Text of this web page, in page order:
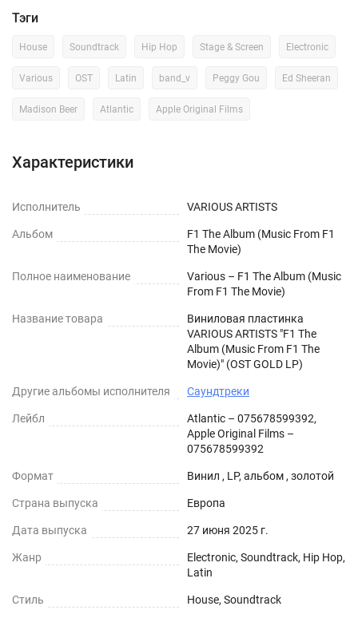
Тэги
House Soundtrack Hip Hop Stage & Screen Electronic
Various OST Latin band_v Peggy Gou Ed Sheeran
Madison Beer Atlantic Apple Original Films
Характеристики
Исполнитель VARIOUS ARTISTS
Альбом
F1 The Album (Music From F1
The Movie)
Полное наименование
Various – F1 The Album (Music
From F1 The Movie)
Название товара
Виниловая пластинка
VARIOUS ARTISTS "F1 The
Album (Music From F1 The
Movie)" (OST GOLD LP)
Другие альбомы исполнителя Саундтреки
Лейбл
Atlantic – 075678599392,
Apple Original Films –
075678599392
Формат Винил , LP, альбом , золотой
Страна выпуска Европа
Дата выпуска 27 июня 2025 г.
Жанр
Electronic, Soundtrack, Hip Hop,
Latin
Стиль House, Soundtrack